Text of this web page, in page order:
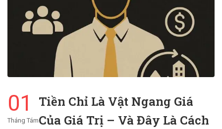
01
Tháng Tám
Tiền Chỉ Là Vật Ngang Giá
Của Giá Trị – Và Đây Là Cách